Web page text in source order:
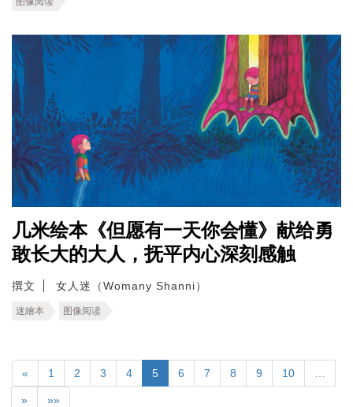
几米绘本《但愿有一天你会懂》献给勇
敢长大的大人，抚平内心深刻感触
撰文 女人迷（Womany Shanni）
迷繪本 图像阅读
« 1 2 3 4 5 6 7 8 9 10
» »»